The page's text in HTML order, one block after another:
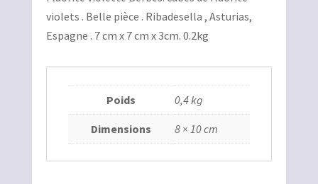
était :
250,00€.
est :
200,00€.
violets . Belle pièce . Ribadesella , Asturias,
Espagne . 7 cm x 7 cm x 3cm. 0.2kg
Poids 0,4 kg
Dimensions 8 × 10 cm